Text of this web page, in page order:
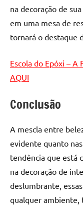
na decoração de
em uma mesa de
tornará o destaque
Escola do Epóxi – A
AQUI
Conclusão
A mescla entre
evidente quanto
tendência que está
na decoração de
deslumbrante,
qualquer ambiente,